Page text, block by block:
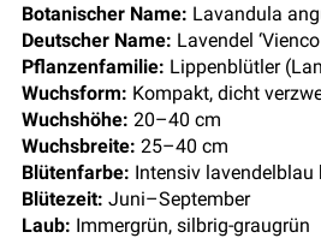
Botanischer Name: Lavandula
Deutscher Name: Lavendel
Pflanzenfamilie: Lippenblütler
Wuchsform: Kompakt, dicht
Wuchshöhe: 20–40 cm
Wuchsbreite: 25–40 cm
Blütenfarbe: Intensiv
Blütezeit: Juni–September
Laub: Immergrün, silbrig-graugrün